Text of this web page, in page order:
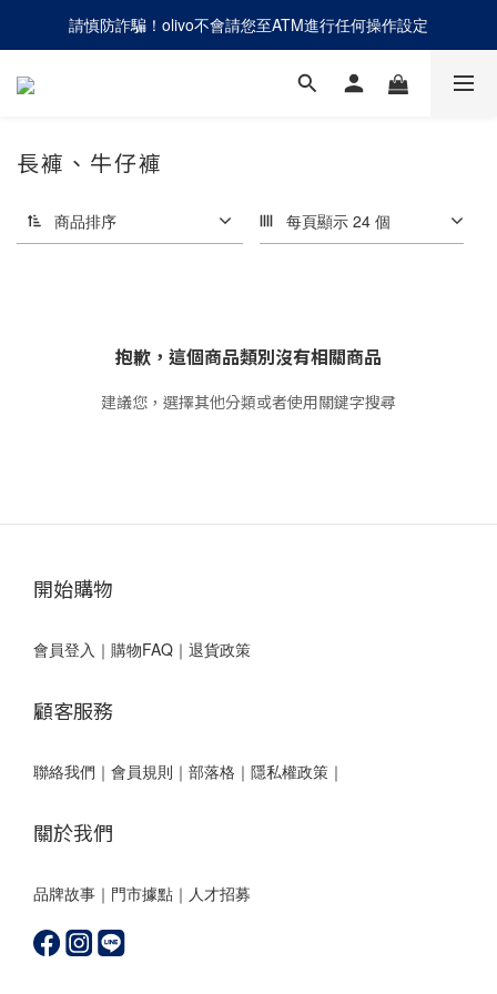
網路商店「只退不換」，僅提供線上退貨辦理
請慎防詐騙！olivo不會請您至ATM進行任何操作設定
網路商店「只退不換」，僅提供線上退貨辦理
長褲、牛仔褲
商品排序 每頁顯示 24 個
抱歉，這個商品類別沒有相關商品
建議您，選擇其他分類或者使用關鍵字搜尋
開始購物
會員登入 ｜ 購物FAQ ｜ 退貨政策
顧客服務
聯絡我們 ｜ 會員規則 ｜ 部落格 ｜ 隱私權政策｜
關於我們
品牌故事 ｜ 門市據點 ｜ 人才招募